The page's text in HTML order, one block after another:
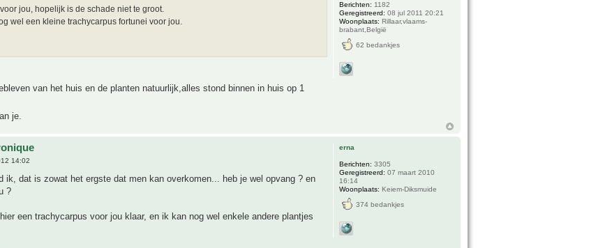
jou, hopelijk is de schade niet te groot.
wel een kleine trachycarpus fortunei voor jou.
van het huis en de planten natuurlijk,alles stond binnen in huis op 1
je.
Berichten: 1182
Geregistreerd: 08 jul 2011 20:21
Woonplaats: Rillaar,vlaams-
brabant,België
62 bedankjes
14:02
ik, dat is zowat het ergste dat men kan overkomen... heb je wel opvang ? en
?
een trachycarpus voor jou klaar, en ik kan nog wel enkele andere plantjes
erna
Berichten: 3305
Geregistreerd: 07 maart 2010
16:14
Woonplaats: Keiem-Diksmuide
374 bedankjes